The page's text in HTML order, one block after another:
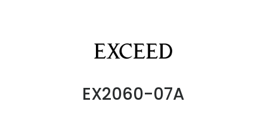
EX2060-07A